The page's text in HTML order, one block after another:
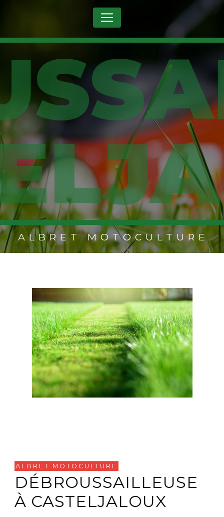
ALBRET MOTOCULTURE
ALBRET MOTOCULTURE
DÉBROUSSAILLEUSE
À CASTELJALOUX
Panneau de gestion des cookies